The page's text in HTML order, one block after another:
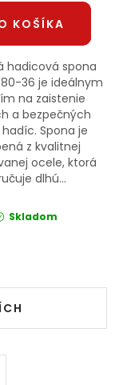
KOŠÍKA
hadicová spona
36 je ideálnym
na zaistenie
a bezpečných
Spona je
z kvalitnej
ocele, ktorá
dlhú...
Skladom